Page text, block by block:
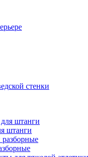
стенки
штанги